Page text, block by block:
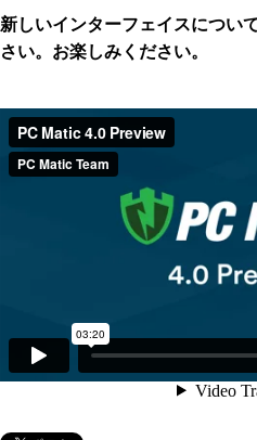
新しいインターフェイスについ
さい。お楽しみください。